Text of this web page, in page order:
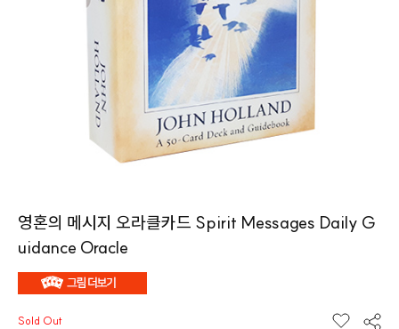
영혼의 메시지 오라클카드 Spirit Messages Daily G
uidance Oracle
Sold Out